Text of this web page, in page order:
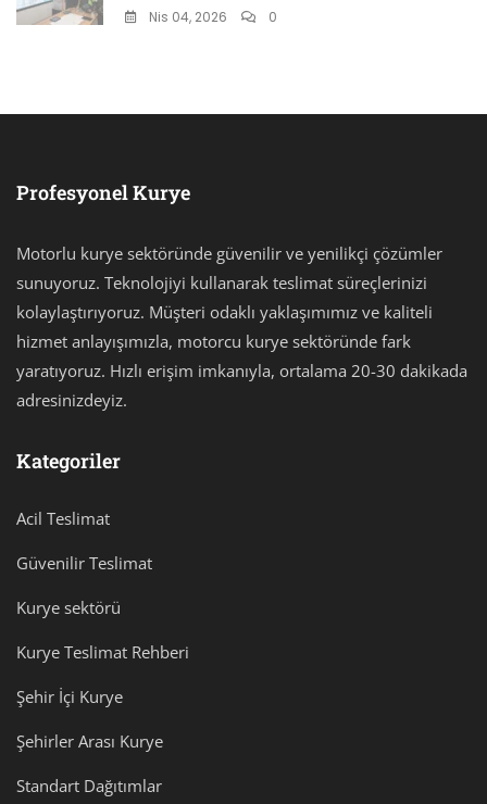
Nis 04, 2026 0
Profesyonel Kurye
Motorlu kurye sektöründe güvenilir ve yenilikçi çözümler
sunuyoruz. Teknolojiyi kullanarak teslimat süreçlerinizi
kolaylaştırıyoruz. Müşteri odaklı yaklaşımımız ve kaliteli
hizmet anlayışımızla, motorcu kurye sektöründe fark
yaratıyoruz. Hızlı erişim imkanıyla, ortalama 20-30 dakikada
adresinizdeyiz.
Kategoriler
Acil Teslimat
Güvenilir Teslimat
Kurye sektörü
Kurye Teslimat Rehberi
Şehir İçi Kurye
Şehirler Arası Kurye
Standart Dağıtımlar